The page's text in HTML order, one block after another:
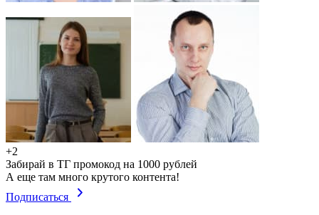
+2
Забирай в ТГ промокод на 1000 рублей
А еще там много крутого контента!
Подписаться